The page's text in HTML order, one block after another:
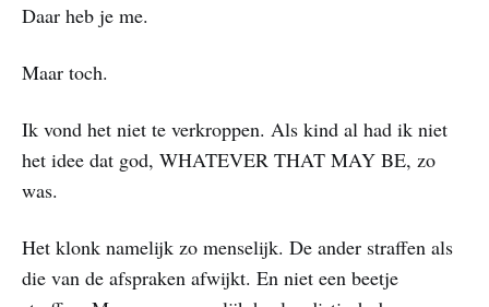
Daar heb je me.
Maar toch.
Ik vond het niet te verkroppen. Als kind al had ik niet
het idee dat god, WHATEVER THAT MAY BE, zo
was.
Het klonk namelijk zo menselijk. De ander straffen als
die van de afspraken afwijkt. En niet een beetje